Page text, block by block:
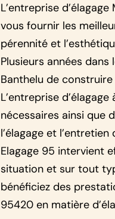
L’entreprise
vous fournir les
pérennité et
Plusieurs années
Banthelu de
L’entreprise
nécessaires ainsi que
l’élagage et
Elagage 95 intervient
situation et sur tout
bénéficiez des
95420 en matière